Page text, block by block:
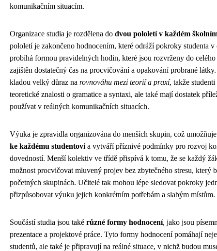
komunikačním situacím.
Organizace studia je rozdělena do dvou pololetí v každém
pololetí je zakončeno hodnocením, které odráží pokroky studenta
probíhá formou pravidelných hodin, které jsou rozvrženy do
zajištěn dostatečný čas na procvičování a opakování probrané
kladou velký důraz na rovnováhu mezi teorií a praxí, takže
teoretické znalosti o gramatice a syntaxi, ale také mají dostatek
používat v reálných komunikačních situacích.
Výuka je zpravidla organizována do menších skupin, což
ke každému studentovi a vytváří příznivé podmínky pro rozvoj
dovedností. Menší kolektiv ve třídě přispívá k tomu, že se každý
možnost procvičovat mluvený projev bez zbytečného stresu, který
početných skupinách. Učitelé tak mohou lépe sledovat pokroky
přizpůsobovat výuku jejich konkrétním potřebám a slabým místům.
Součástí studia jsou také různé formy hodnocení, jako jsou
prezentace a projektové práce. Tyto formy hodnocení pomáhají
studentů, ale také je připravují na reálné situace, v nichž budou